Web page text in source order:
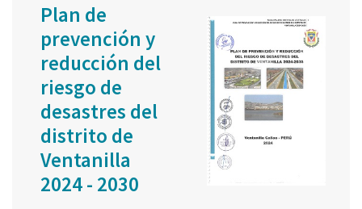
Plan de
prevención y
reducción del
riesgo de
desastres del
distrito de
Ventanilla
2024 - 2030